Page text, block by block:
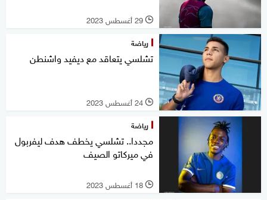
l 29 أغسطس 2023
رياضة
تشلسي يتعاقد مع ديفيد واشنطن
l 24 أغسطس 2023
رياضة
مجددا.. تشلسي يخطف هدف ليفربول
في ميركاتو الصيف
l 18 أغسطس 2023